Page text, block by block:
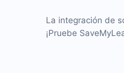
La integración de
¡Pruebe